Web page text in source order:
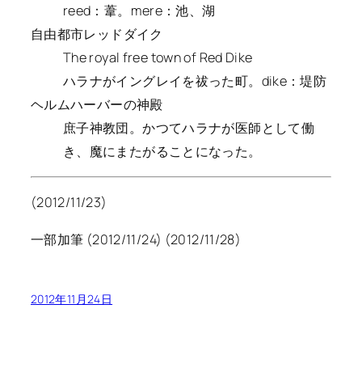
reed：葦。mere：池、湖
自由都市レッドダイク
The royal free town of Red Dike
ハラナがイングレイを祓った町。dike：堤防
ヘルムハーバーの神殿
庶子神教団。かつてハラナが医師として働
き、魔にまたがることになった。
(2012/11/23)
一部加筆 (2012/11/24) (2012/11/28)
2012年11月24日